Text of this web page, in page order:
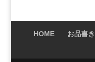
HOME お品書き